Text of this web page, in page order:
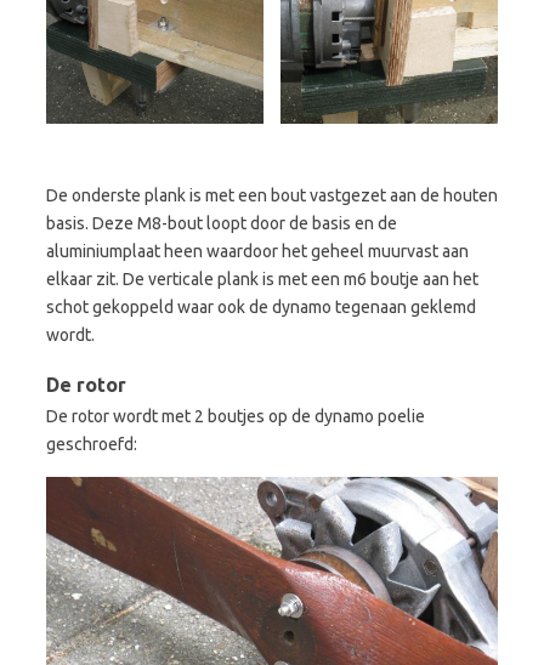
De onderste plank is met een bout vastgezet aan de houten
basis. Deze M8-bout loopt door de basis en de
aluminiumplaat heen waardoor het geheel muurvast aan
elkaar zit. De verticale plank is met een m6 boutje aan het
schot gekoppeld waar ook de dynamo tegenaan geklemd
wordt.
De rotor
De rotor wordt met 2 boutjes op de dynamo poelie
geschroefd: